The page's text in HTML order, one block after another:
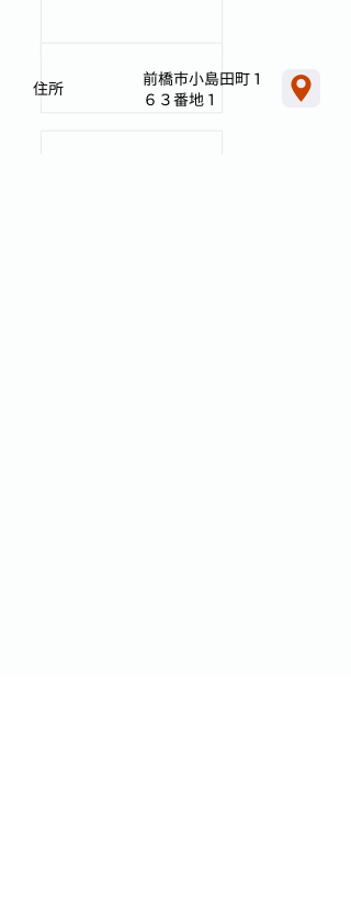
前橋市小島田町１
６３番地１
住所